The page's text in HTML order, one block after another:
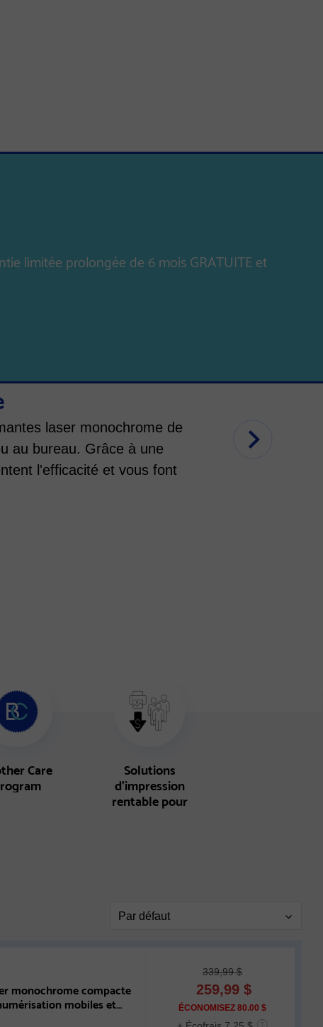
limitée prolongée de 6 mois GRATUITE et
laser monochrome de
au bureau. Grâce à une
l'efficacité et vous font
Care Solutions
d’impression
rentable pour
groupes de travail
Page
Sort
Par défaut
monochrome compacte
mobiles et
339,99 $
259,99$
ÉCONOMISEZ 80.00 $